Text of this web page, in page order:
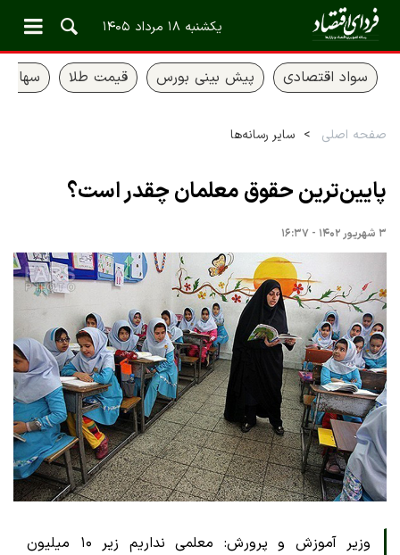
یکشنبه ۱۸ مرداد ۱۴۰۵
سواد اقتصادی پیش بینی بورس قیمت طلا سهام
صفحه اصلی سایر رسانه‌ها
پایین‌ترین حقوق معلمان چقدر است؟
۳ شهریور ۱۴۰۲ - ۱۶:۳۷
وزیر آموزش و پرورش: معلمی نداریم زیر ۱۰ میلیون